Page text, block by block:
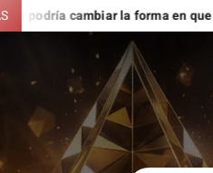
la forma en que ves TikTok